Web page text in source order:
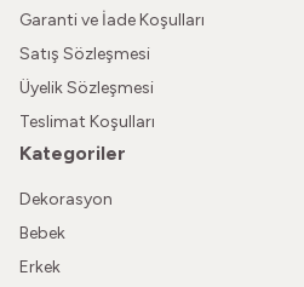
Garanti ve İade Koşulları
Satış Sözleşmesi
Üyelik Sözleşmesi
Teslimat Koşulları
Kategoriler
Dekorasyon
Bebek
Erkek